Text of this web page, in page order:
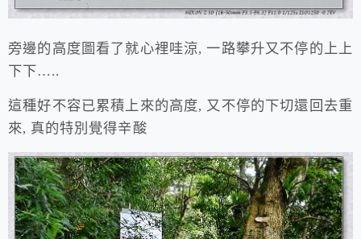
旁邊的高度圖看了就心裡哇涼, 一路攀升又不停的上上
下下…..
這種好不容已累積上來的高度, 又不停的下切還回去重
來, 真的特別覺得辛酸